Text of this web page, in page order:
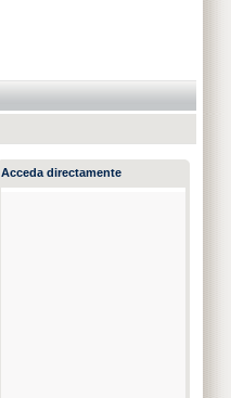
Acceda directamente